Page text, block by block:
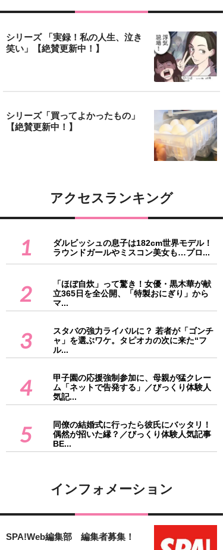
シリーズ 「実録！私の人生、泣き
笑い」【絶賛更新中！】
シリーズ「買ってよかったもの」
【絶賛更新中！】
アクセスランキング
1
ダルビッシュの息子は182cm世界モデル！
ラウンドガールやミスコン美女も…プロ...
2
「ほぼ自炊」って驚き！女優・黒木華が献
立365日を全公開、「特製おにぎり」から
マ...
3
スタバの強力ライバルに？ 若者が「ゴンチ
ャ」を選ぶワケ。タピオカの次に来た“フ
ル...
4
甲子園の応援強制参加に、母親が猛クレー
ム「ネットで告発する」／びっくり体験人
気記...
5
同僚の結婚式に行ったら彼氏にバッタリ！
偶然が招いた縁？／びっくり体験人気記事
BE...
インフォメーション
SPA!Web編集部 編集者募集！